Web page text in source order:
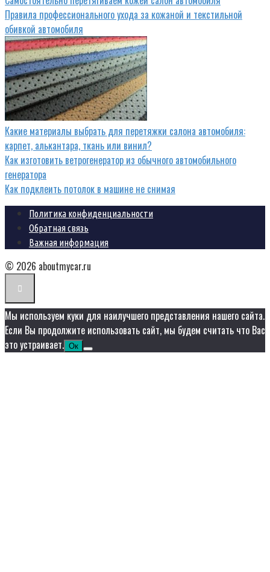
Правила профессионального ухода за кожаной и текстильной
обивкой автомобиля
Какие материалы выбрать для перетяжки салона автомобиля:
карпет, алькантара, ткань или винил?
Как изготовить ветрогенератор из обычного автомобильного
генератора
Как подклеить потолок в машине не снимая
Политика конфиденциальности
Обратная связь
Важная информация
© 2026 aboutmycar.ru
Мы используем куки для наилучшего представления нашего сайта.
Если Вы продолжите использовать сайт, мы будем считать что Вас
это устраивает. Ок